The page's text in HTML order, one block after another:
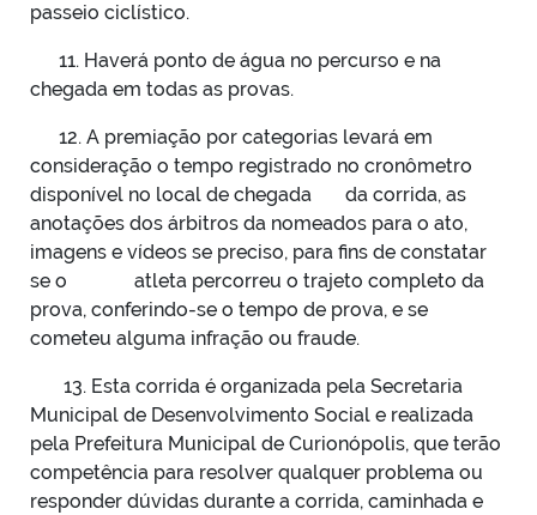
passeio ciclístico.
11. Haverá ponto de água no percurso e na
chegada em todas as provas.
12. A premiação por categorias levará em
consideração o tempo registrado no cronômetro
disponível no local de chegada da corrida, as
anotações dos árbitros da nomeados para o ato,
imagens e vídeos se preciso, para fins de constatar
se o atleta percorreu o trajeto completo da
prova, conferindo-se o tempo de prova, e se
cometeu alguma infração ou fraude.
13. Esta corrida é organizada pela Secretaria
Municipal de Desenvolvimento Social e realizada
pela Prefeitura Municipal de Curionópolis, que terão
competência para resolver qualquer problema ou
responder dúvidas durante a corrida, caminhada e